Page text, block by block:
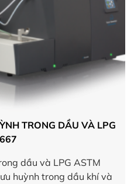
TRONG DẦU VÀ LPG
dầu và LPG ASTM
huỳnh trong dầu khí và